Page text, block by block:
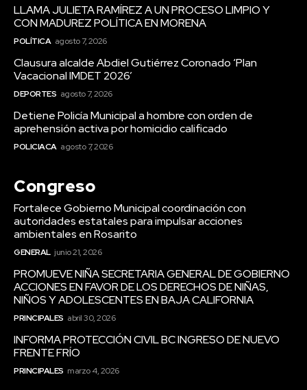
LLAMA JULIETA RAMÍREZ A UN PROCESO LIMPIO Y
CON MADUREZ POLÍTICA EN MORENA
POLÍTICA agosto 7, 2026
Clausura alcalde Abdiel Gutiérrez Coronado ‘Plan
Vacacional IMDET 2026’
DEPORTES agosto 7, 2026
Detiene Policía Municipal a hombre con orden de
aprehensión activa por homicidio calificado
POLICIACA agosto 7, 2026
Congreso
Fortalece Gobierno Municipal coordinación con
autoridades estatales para impulsar acciones
ambientales en Rosarito
GENERAL junio 21, 2026
PROMUEVE NIÑA SECRETARIA GENERAL DE GOBIERNO
ACCIONES EN FAVOR DE LOS DERECHOS DE NIÑAS,
NIÑOS Y ADOLESCENTES EN BAJA CALIFORNIA
PRINCIPALES abril 30, 2026
INFORMA PROTECCIÓN CIVIL BC INGRESO DE NUEVO
FRENTE FRÍO
PRINCIPALES marzo 4, 2026